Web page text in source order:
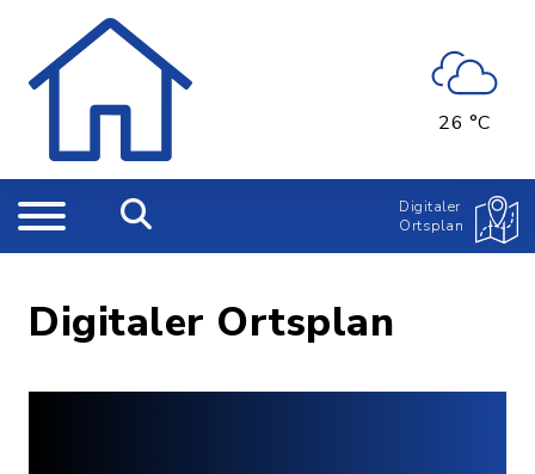
26 °C
Digitaler
Ortsplan
Digitaler Ortsplan